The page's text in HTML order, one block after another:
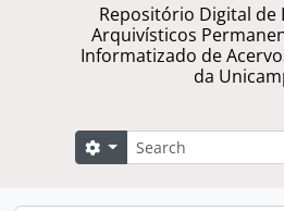
Repositório Digital de
Arquivísticos
Informatizado de
da
Buscar
Opções de busca